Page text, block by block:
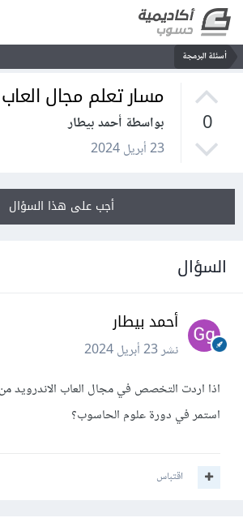
أسئلة البرمجة
0
مسار تعلم مجال العاب
بواسطة أحمد بيطار
23 أبريل 2024
أجب على هذا السؤال
السؤال
أحمد بيطار
نشر23 أبريل 2024
اذا اردت التخصص في مجال العاب الاندرويد
استمر في دورة علوم الحاسوب؟
اقتباس